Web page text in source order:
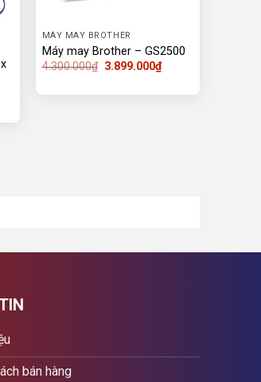
MÁY MAY BROTHER
Máy may Brother – GS2500
4.300.000₫ Giá
4.300.000₫.
3.899.000₫Giá
hiện
là:
bán hàng